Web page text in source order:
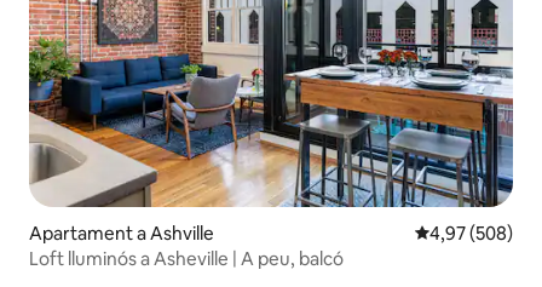
Apartament a Ashville 4,97 de
4,97 (508)
Loft lluminós a Asheville | A peu, balcó